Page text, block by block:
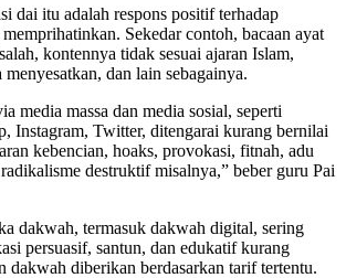
dai itu adalah respons positif terhadap
Sekedar contoh, bacaan ayat
kontennya tidak sesuai ajaran Islam,
dan lain sebagainya.
media massa dan media sosial, seperti
Instagram, Twitter, ditengarai kurang bernilai
kebencian, hoaks, provokasi, fitnah, adu
destruktif misalnya,” beber guru Pai
dakwah, termasuk dakwah digital, sering
persuasif, santun, dan edukatif kurang
dakwah diberikan berdasarkan tarif tertentu.